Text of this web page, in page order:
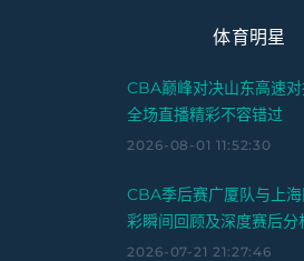
体育明星
CBA巅峰对决山东高速
全场直播精彩不容错过
2026-08-01 11:52:30
CBA季后赛广厦队与上
彩瞬间回顾及深度赛后分
2026-07-21 21:27:46